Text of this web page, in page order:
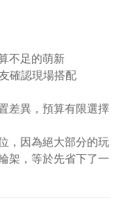
不足的萌新
確認現場搭配
差異，預算有限選擇
，因為絕大部分的玩
架，等於先省下了一